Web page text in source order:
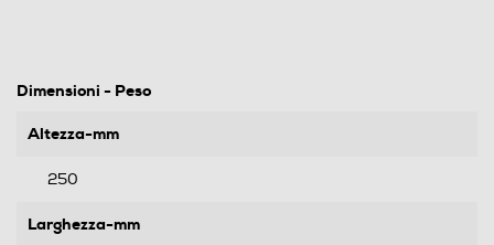
Dimensioni - Peso
Altezza-mm
250
Larghezza-mm